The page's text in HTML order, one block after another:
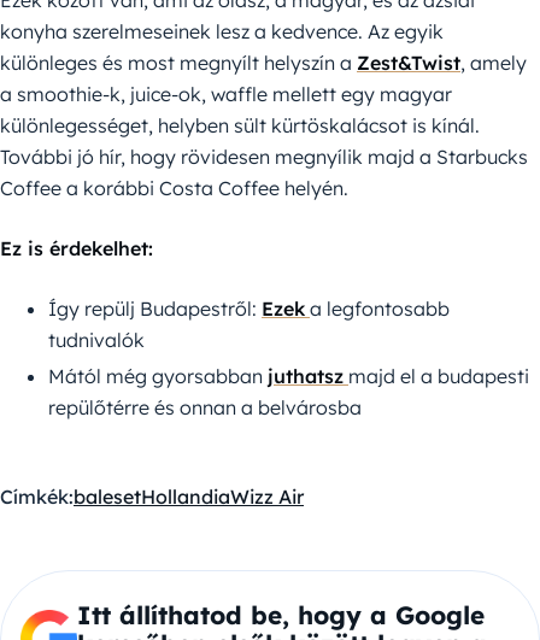
konyha szerelmeseinek lesz a kedvence. Az egyik
különleges és most megnyílt helyszín a Zest&Twist, amely
a smoothie-k, juice-ok, waffle mellett egy magyar
különlegességet, helyben sült kürtöskalácsot is kínál.
További jó hír, hogy rövidesen megnyílik majd a Starbucks
Coffee a korábbi Costa Coffee helyén.
Ez is érdekelhet:
Így repülj Budapestről: Ezek a legfontosabb
tudnivalók
Mától még gyorsabban juthatsz majd el a budapesti
repülőtérre és onnan a belvárosba
Címkék:balesetHollandiaWizz Air
Itt állíthatod be, hogy a Google